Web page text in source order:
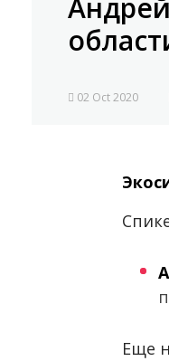
02 Oct 2020
Еще